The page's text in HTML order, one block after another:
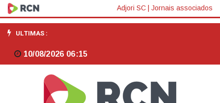
Caixa
paga
Bolsa
Família
Adjori SC Jornais associados
ULTIMAS :
10/08/2026 06:15